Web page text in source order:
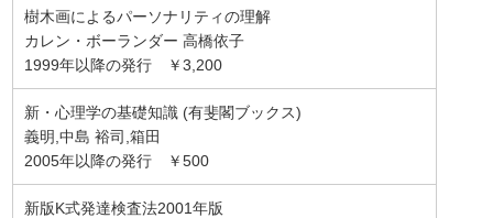
樹木画によるパーソナリティの理解
カレン・ボーランダー 高橋依子
1999年以降の発行 ￥3,200
新・心理学の基礎知識 (有斐閣ブックス)
義明,中島 裕司,箱田
2005年以降の発行 ￥500
新版K式発達検査法2001年版